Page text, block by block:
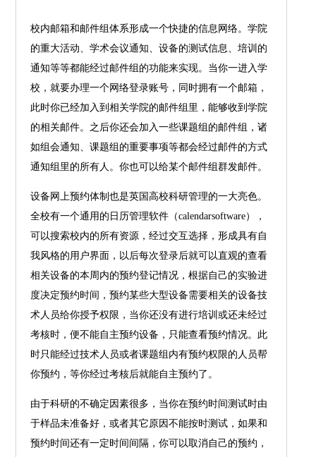
校内邮箱和邮件组体系形成一个快捷的信息网络。学院
的重大活动、学术会议通知、设备的测试信息、培训的
通知等等都能经过邮件组的功能来实现。当你一进入学
校，就要办理一个网络登录账号，同时拥有一个邮箱，
此时你已经加入到相关学院的邮件组里，能够收到学院
的相关邮件。之后你还会加入一些课题组的邮件组，诸
如组会通知、课题组的重要事项等都会经过邮件的方式
通知组里的所有人。你也可以给某个邮件组群发邮件。
设备网上预约体制也是英国高校科研管理的一大亮色。
全校有一个通用的日历管理软件（calendarsoftware），
可以搜索校内的所有资源，经过交互选择，形成具有自
我风格的用户界面，以后每次登录后就可以直观的查看
相关设备的本周内的预约登记情况，根据自己的实验进
度决定预约时间，预约某些大型设备需要相关的设备技
术人员给你授予权限，当你还没有进行培训或还未经过
考核时，便不能自主预约设备，只能查看预约情况。此
时只能经过技术人员或者课题组内有预约权限的人员帮
你预约，等你经过考核后就能自主预约了。
由于科研的不确定因素很多，当你在预约时间测试时由
于样品未准备好，或者其它原因不能按时测试，如果和
预约时间还有一定时间间隔，你可以取消自己的预约，